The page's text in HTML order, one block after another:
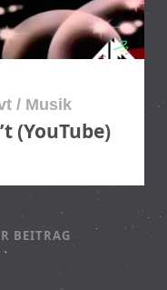
/ Musik
(YouTube)
BEITRAG